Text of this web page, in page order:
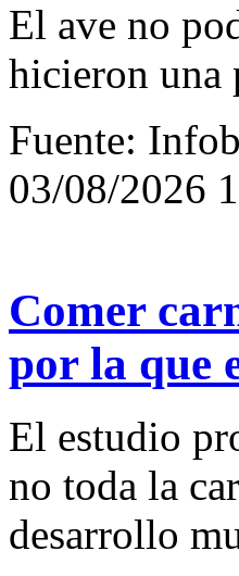
El ave no
hicieron una
Fuente:
03/08/2026
Comer
por la que
El estudio
no toda la
desarrollo